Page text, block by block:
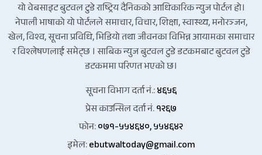
यो वेबसाइट बुटवल टुडे राष्ट्रिय दैनिकको आधिकारिक न्युज पोर्टल हो।
नेपाली भाषाको यो पोर्टलले समाचार, विचार, शिक्षा, स्वास्थ्य, मनोरञ्जन,
खेल, विश्व, सूचना प्रविधि, भिडियो तथा जीवनका विभिन्न आयामका समाचार
र विश्लेषणलाई समेट्छ । साबिक न्युज बुटवल टुडे डटकमबाट बुटवल टुडे
डटकममा परिणत भएको छ।
सूचना विभाग दर्ता नं.:४६५६
प्रेस काउन्सिल दर्ता नं.१२६७
फोन:०७१-५५४६४०, ५५४६४२
इमेल:ebutwaltoday@gmail.com